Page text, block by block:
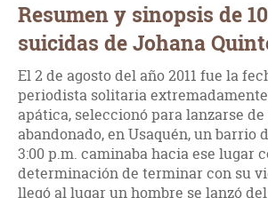
Resumen y sinopsis de
suicidas de Johana
El 2 de agosto del año 2011 fue la
periodista solitaria
apática, seleccionó para lanzarse
abandonado, en Usaquén, un barrio
3:00 p.m. caminaba hacia ese lugar
determinación de terminar con su
llegó al lugar un hombre se lanzó